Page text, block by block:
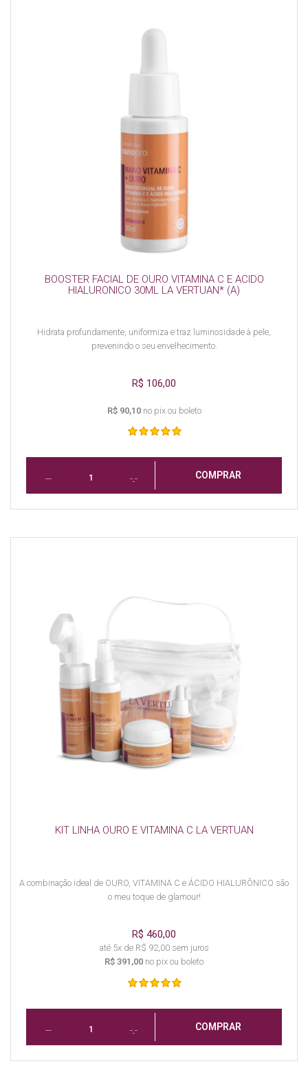
BOOSTER FACIAL DE OURO VITAMINA C E ACIDO
HIALURONICO 30ML LA VERTUAN* (A)
Hidrata profundamente, uniformiza e traz luminosidade à pele,
prevenindo o seu envelhecimento.
R$ 106,00
R$ 90,10no pix ou boleto
COMPRAR
KIT LINHA OURO E VITAMINA C LA VERTUAN
A combinação ideal de OURO, VITAMINA C e ÁCIDO HIALURÔNICO são
o meu toque de glamour!
R$ 460,00
até 5x de R$ 92,00 sem juros
R$ 391,00 no pix ou boleto
COMPRAR